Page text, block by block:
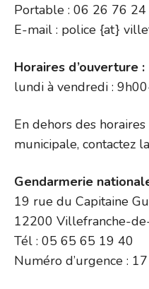
Portable : 06 26 76
E-mail : police {at}
Horaires d’ouverture :
lundi à vendredi :
En dehors des
municipale, contactez la
Gendarmerie
19 rue du Capitaine
12200 Villefranche-
Tél : 05 65 65 19 40
Numéro d’urgence : 17